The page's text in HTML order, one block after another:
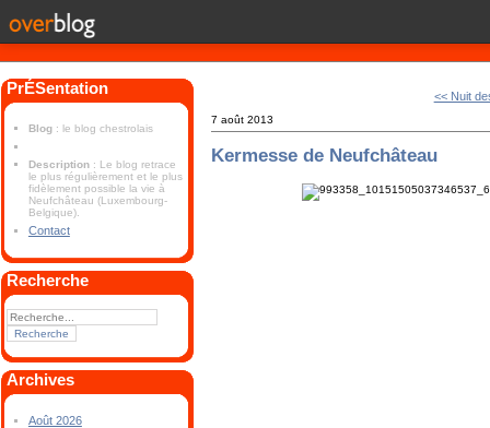
PrÉSentation
Blog : le blog chestrolais
Description : Le blog retrace
le plus régulièrement et le plus
fidèlement possible la vie à
Neufchâteau (Luxembourg-
Belgique).
Contact
Recherche
Archives
Août 2026
<< Nuit
7 août 2013
Kermesse de Neufchâteau